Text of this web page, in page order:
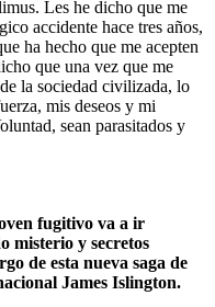
Les he dicho que me
accidente hace tres años,
ha hecho que me acepten
que una vez que me
la sociedad civilizada, lo
mis deseos y mi
sean parasitados y
fugitivo va a ir
misterio y secretos
de esta nueva saga de
James Islington.